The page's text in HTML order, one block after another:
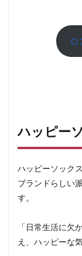
ハッピー
ハッピーソック
ブランドらしい
す。
「日常生活に欠
え、ハッピーな